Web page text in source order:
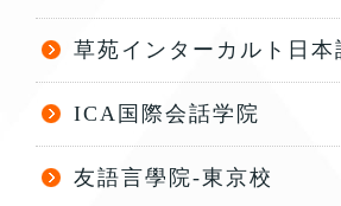
草苑インターカルト日本
ICA国際会話学院
友語言學院-東京校